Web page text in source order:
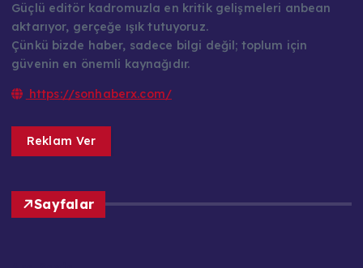
Güçlü editör kadromuzla en kritik gelişmeleri anbean
aktarıyor, gerçeğe ışık tutuyoruz.
Çünkü bizde haber, sadece bilgi değil; toplum için
güvenin en önemli kaynağıdır.
https://sonhaberx.com/
Reklam Ver
Sayfalar